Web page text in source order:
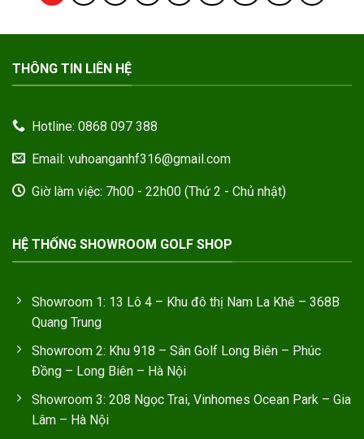
THÔNG TIN LIÊN HỆ
Hotline: 0868 097 388
Email: vuhoanganhf316@gmail.com
Giờ làm việc: 7h00 - 22h00 (Thứ 2 - Chủ nhật)
HỆ THỐNG SHOWROOM GOLF SHOP
Showroom 1: 13 Lô 4 – Khu đô thị Nam La Khê – 368B
Quang Trung
Showroom 2: Khu 918 – Sân Golf Long Biên – Phúc
Đồng – Long Biên – Hà Nội
Showroom 3: 208 Ngọc Trai, Vinhomes Ocean Park – Gia
Lâm – Hà Nội